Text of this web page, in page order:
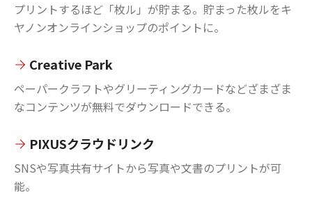
プリントするほど「枚ル」が貯まる。貯まった枚ルをキ
ヤノンオンラインショップのポイントに。
Creative Park
ペーパークラフトやグリーティングカードなどざまざま
なコンテンツが無料でダウンロードできる。
PIXUSクラウドリンク
SNSや写真共有サイトから写真や文書のプリントが可
能。